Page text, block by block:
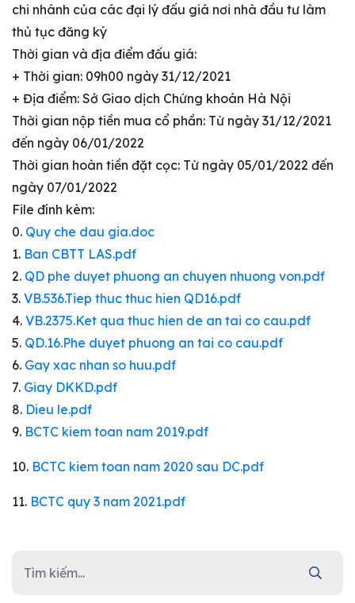
chi nhánh của các đại lý đấu giá nơi nhà đầu tư làm
thủ tục đăng ký
Thời gian và địa điểm đấu giá:
+ Thời gian: 09h00 ngày 31/12/2021
+ Địa điểm: Sở Giao dịch Chứng khoán Hà Nội
Thời gian nộp tiền mua cổ phần: Từ ngày 31/12/2021
đến ngày 06/01/2022
Thời gian hoàn tiền đặt cọc: Từ ngày 05/01/2022 đến
ngày 07/01/2022
File đính kèm:
0. Quy che dau gia.doc
1. Ban CBTT LAS.pdf
2. QD phe duyet phuong an chuyen nhuong von.pdf
3. VB.536.Tiep thuc thuc hien QD16.pdf
4. VB.2375.Ket qua thuc hien de an tai co cau.pdf
5. QD.16.Phe duyet phuong an tai co cau.pdf
6. Gay xac nhan so huu.pdf
7. Giay DKKD.pdf
8. Dieu le.pdf
9. BCTC kiem toan nam 2019.pdf
10. BCTC kiem toan nam 2020 sau DC.pdf
11. BCTC quy 3 nam 2021.pdf